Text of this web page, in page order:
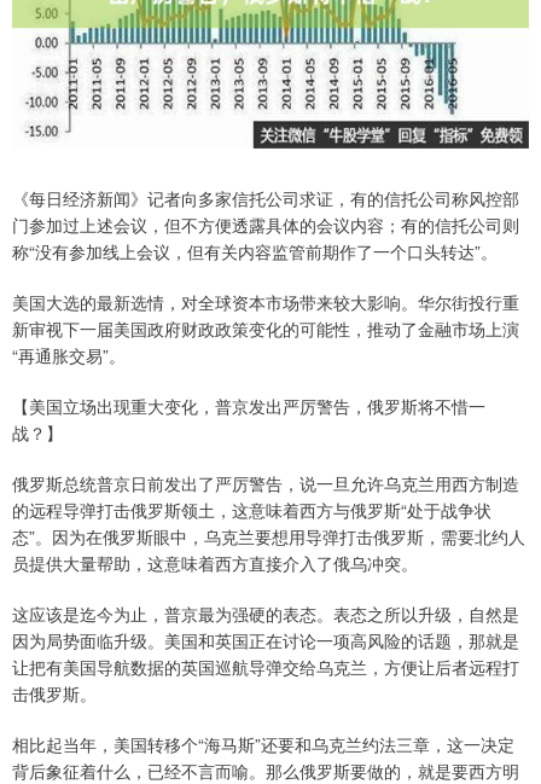
《每日经济新闻》记者向多家信托公司求证，有的信托公司称风控部
门参加过上述会议，但不方便透露具体的会议内容；有的信托公司则
称“没有参加线上会议，但有关内容监管前期作了一个口头转达”。
美国大选的最新选情，对全球资本市场带来较大影响。华尔街投行重
新审视下一届美国政府财政政策变化的可能性，推动了金融市场上演
“再通胀交易”。
【美国立场出现重大变化，普京发出严厉警告，俄罗斯将不惜一
战？】
俄罗斯总统普京日前发出了严厉警告，说一旦允许乌克兰用西方制造
的远程导弹打击俄罗斯领土，这意味着西方与俄罗斯“处于战争状
态”。因为在俄罗斯眼中，乌克兰要想用导弹打击俄罗斯，需要北约人
员提供大量帮助，这意味着西方直接介入了俄乌冲突。
这应该是迄今为止，普京最为强硬的表态。表态之所以升级，自然是
因为局势面临升级。美国和英国正在讨论一项高风险的话题，那就是
让把有美国导航数据的英国巡航导弹交给乌克兰，方便让后者远程打
击俄罗斯。
相比起当年，美国转移个“海马斯”还要和乌克兰约法三章，这一决定
背后象征着什么，已经不言而喻。那么俄罗斯要做的，就是要西方明